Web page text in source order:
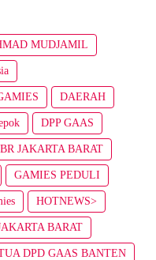
MUDJAMIL
DAERAH
DPP GAAS
JAKARTA BARAT
GAMIES PEDULI
HOTNEWS>
BARAT
DPD GAAS BANTEN